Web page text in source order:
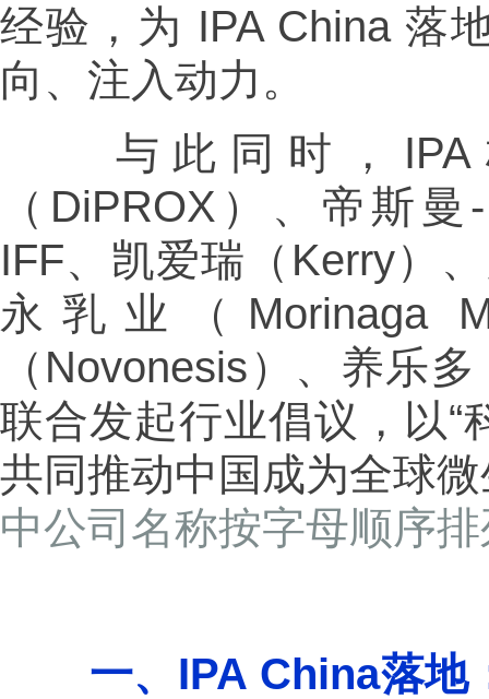
经验，为 IPA China 落
向、注入动力。
与此同时，IPA
（DiPROX）、帝斯
IFF、凯爱瑞（Kerry）
永乳业（Morinaga
（Novonesis）、养乐
联合发起行业倡议，以“
共同推动中国成为全球
中公司名称按字母顺序
一、IPA China落地